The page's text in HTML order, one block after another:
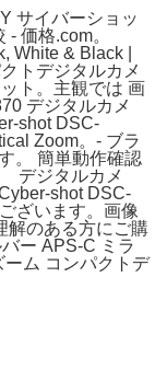
サイバーショッ
価格.com。
White & Black |
トデジタルカメ
ト。主観では 画
デジタルカメ
shot DSC-
Zoom。- ブラ
。 簡単動作確認
デジタルカメ
shot DSC-
ざいます。画像
解のある方にご購
ー APS-C ミラ
ム コンパクトデ